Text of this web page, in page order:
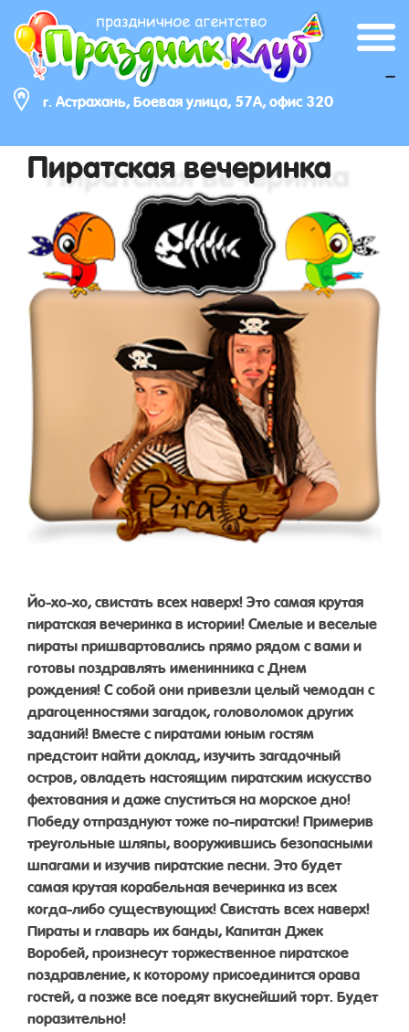
г. Астрахань, Боевая улица, 57А, офис 320
_
Пиратская вечеринка
Йо-хо-хо, свистать всех наверх! Это самая крутая
пиратская вечеринка в истории! Смелые и веселые
пираты пришвартовались прямо рядом с вами и
готовы поздравлять именинника с Днем
рождения! С собой они привезли целый чемодан с
драгоценностями загадок, головоломок других
заданий! Вместе с пиратами юным гостям
предстоит найти доклад, изучить загадочный
остров, овладеть настоящим пиратским искусство
фехтования и даже спуститься на морское дно!
Победу отпразднуют тоже по-пиратски! Примерив
треугольные шляпы, вооружившись безопасными
шпагами и изучив пиратские песни. Это будет
самая крутая корабельная вечеринка из всех
когда-либо существующих! Свистать всех наверх!
Пираты и главарь их банды, Капитан Джек
Воробей, произнесут торжественное пиратское
поздравление, к которому присоединится орава
гостей, а позже все поедят вкуснейший торт. Будет
поразительно!